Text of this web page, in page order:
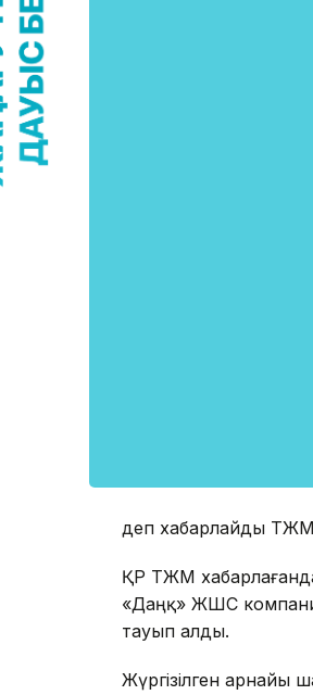
деп хабарлайды ТЖМ
ҚР ТЖМ
«Даңқ» ЖШС
тауып алды.
Жүргізілген арнайы